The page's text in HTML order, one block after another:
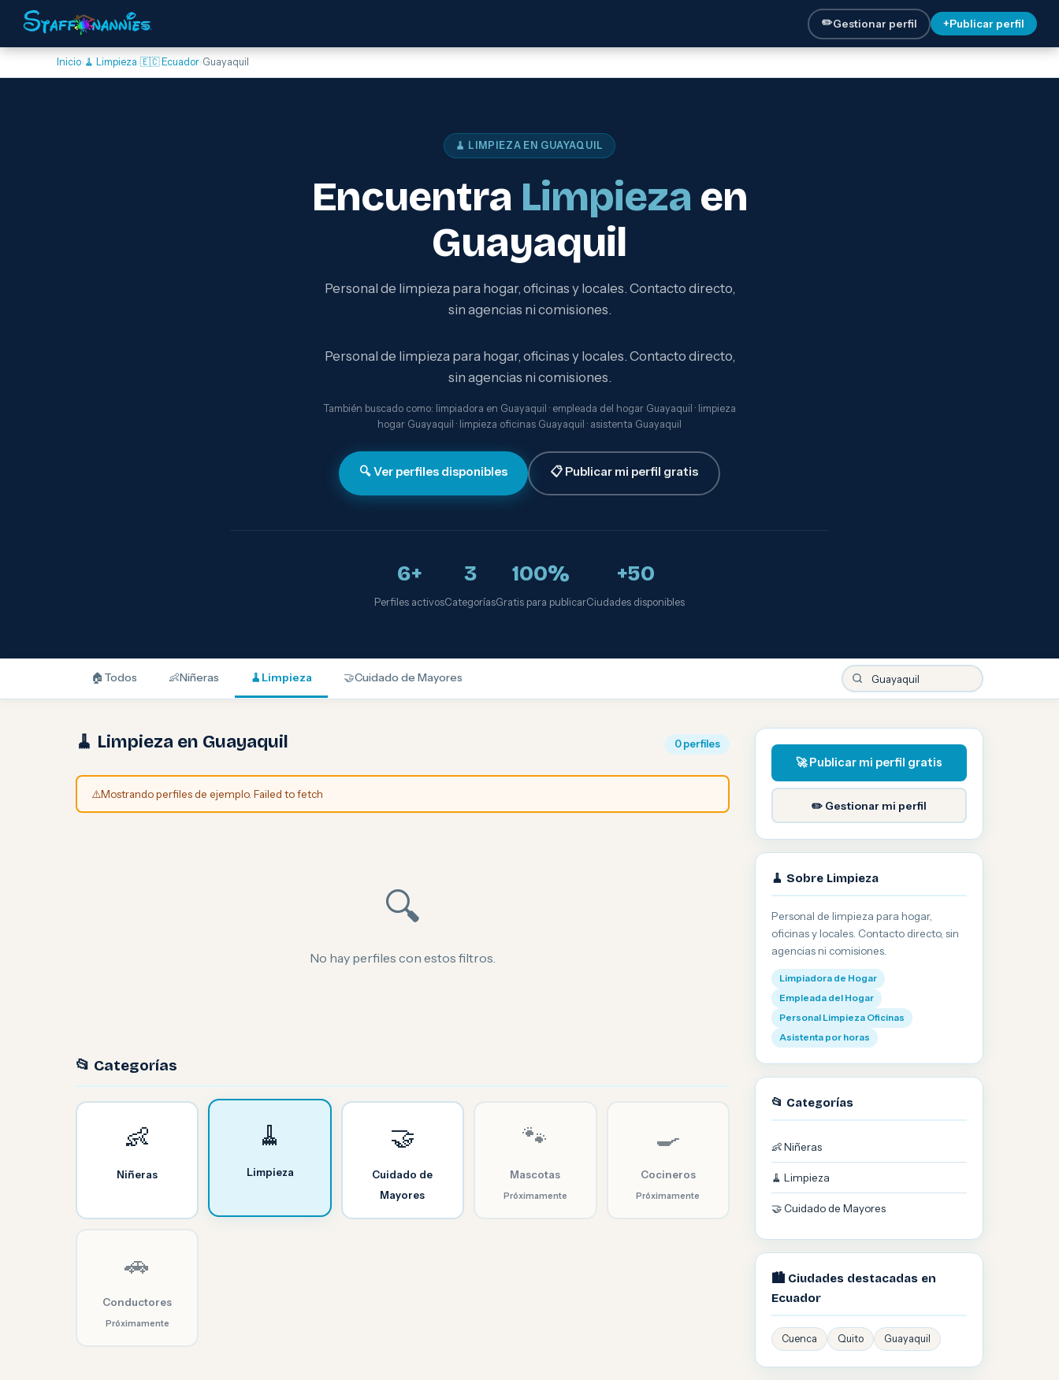
✏️Gestionar perfil +Publicar perfil
Inicio› 🧹 Limpieza›🇪🇨 Ecuador›Guayaquil
🧹 LIMPIEZA EN GUAYAQUIL
Encuentra Limpieza en
Guayaquil
Personal de limpieza para hogar, oficinas y locales. Contacto directo,
sin agencias ni comisiones.
Personal de limpieza para hogar, oficinas y locales. Contacto directo,
sin agencias ni comisiones.
También buscado como: limpiadora en Guayaquil · empleada del hogar Guayaquil · limpieza
hogar Guayaquil · limpieza oficinas Guayaquil · asistenta Guayaquil
🔍 Ver perfiles disponibles 📋 Publicar mi perfil gratis
6+
Perfiles activos
3
Categorías
100%
Gratis para publicar
+50
Ciudades disponibles
🏠 Todos 👶Niñeras 🧹 Limpieza 🤝Cuidado de Mayores
🧹 Limpieza en Guayaquil 0 perfiles
⚠️Mostrando perfiles de ejemplo. Failed to fetch
🔍
No hay perfiles con estos filtros.
📂 Categorías
👶
Niñeras
🧹
Limpieza
🤝
Cuidado de
Mayores
🐾
Mascotas
Próximamente
🍳
Cocineros
Próximamente
🚗
Conductores
Próximamente
🚀 Publicar mi perfil gratis
✏️ Gestionar mi perfil
🧹 Sobre Limpieza
Personal de limpieza para hogar,
oficinas y locales. Contacto directo, sin
agencias ni comisiones.
Limpiadora de Hogar
Empleada del Hogar
Personal Limpieza Oficinas
Asistenta por horas
📂 Categorías
👶 Niñeras
🧹 Limpieza
🤝 Cuidado de Mayores
🏙️ Ciudades destacadas en
Ecuador
Cuenca Quito Guayaquil